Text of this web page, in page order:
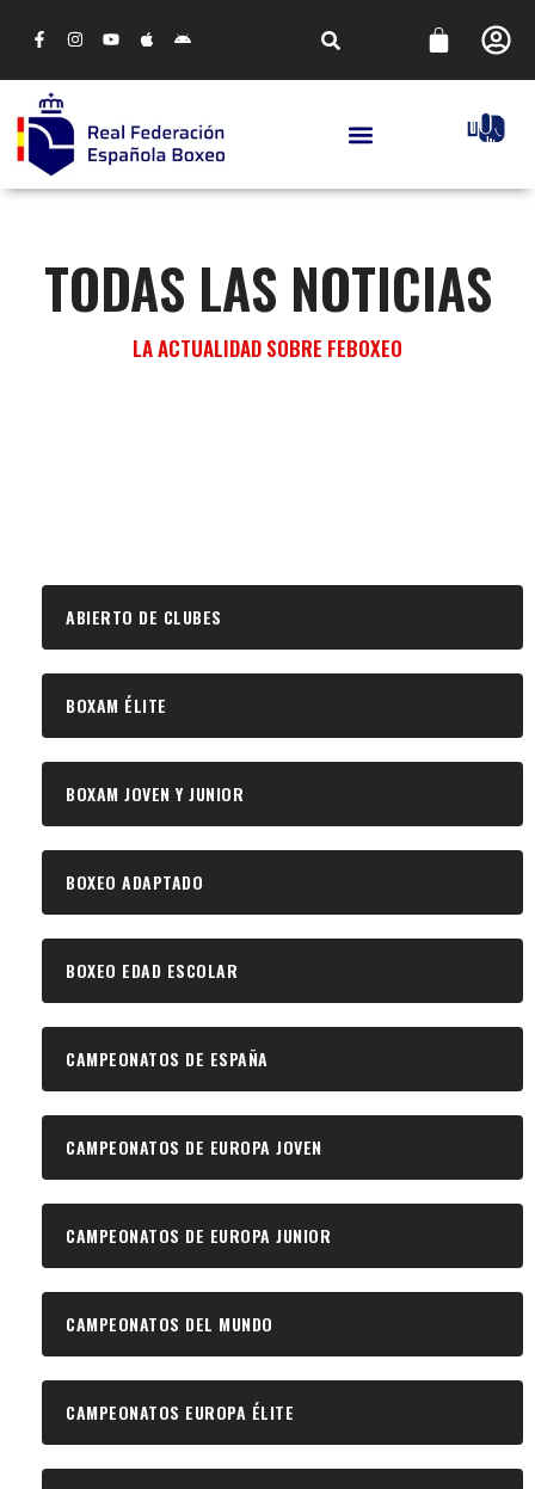
TODAS LAS NOTICIAS
LA ACTUALIDAD SOBRE FEBOXEO
ABIERTO DE CLUBES
BOXAM ÉLITE
BOXAM JOVEN Y JUNIOR
BOXEO ADAPTADO
BOXEO EDAD ESCOLAR
CAMPEONATOS DE ESPAÑA
CAMPEONATOS DE EUROPA JOVEN
CAMPEONATOS DE EUROPA JUNIOR
CAMPEONATOS DEL MUNDO
CAMPEONATOS EUROPA ÉLITE